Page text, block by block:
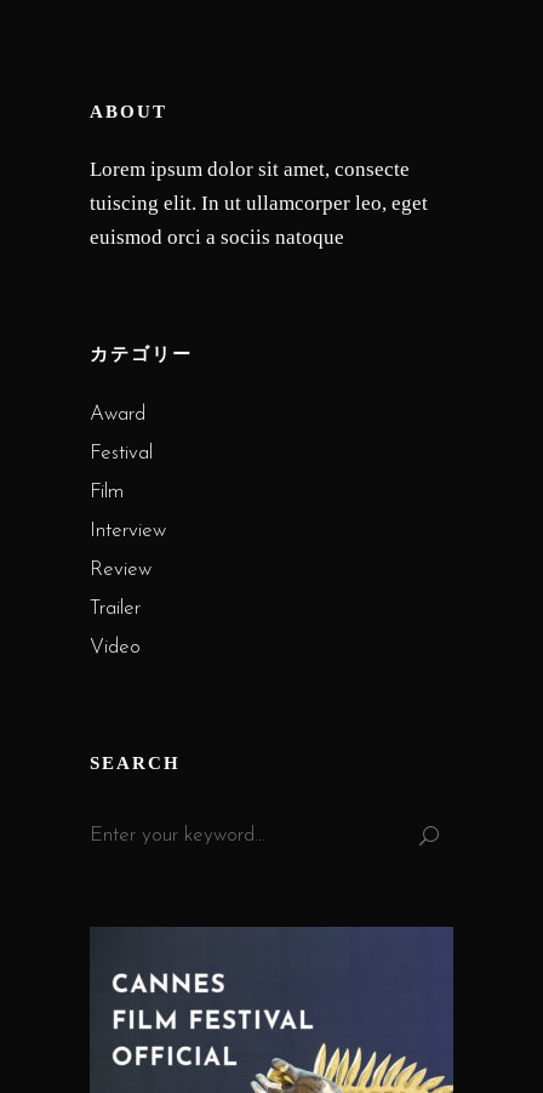
ABOUT
Lorem ipsum dolor sit amet, consecte
tuiscing elit. In ut ullamcorper leo, eget
euismod orci a sociis natoque
カテゴリー
Award
Festival
Film
Interview
Review
Trailer
Video
SEARCH
for: